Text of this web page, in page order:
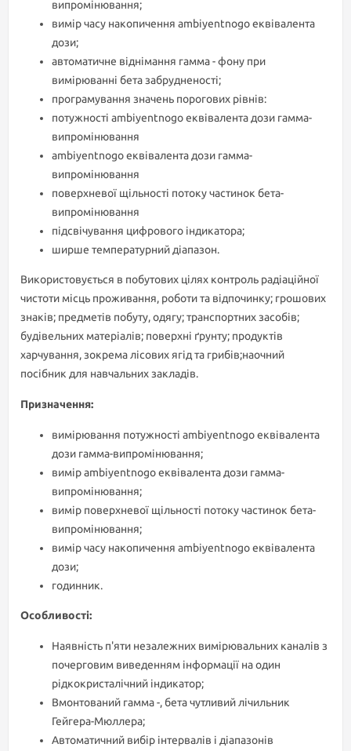
випромінювання;
вимір часу накопичення ambiyentnogo еквівалента
дози;
автоматичне віднімання гамма - фону при
вимірюванні бета забрудненості;
програмування значень порогових рівнів:
потужності ambiyentnogo еквівалента дози гамма-
випромінювання
ambiyentnogo еквівалента дози гамма-
випромінювання
поверхневої щільності потоку частинок бета-
випромінювання
підсвічування цифрового індикатора;
ширше температурний діапазон.
Використовується в побутових цілях контроль радіаційної
чистоти місць проживання, роботи та відпочинку; грошових
знаків; предметів побуту, одягу; транспортних засобів;
будівельних матеріалів; поверхні ґрунту; продуктів
харчування, зокрема лісових ягід та грибів;наочний
посібник для навчальних закладів.
Призначення:
вимірювання потужності ambiyentnogo еквівалента
дози гамма-випромінювання;
вимір ambiyentnogo еквівалента дози гамма-
випромінювання;
вимір поверхневої щільності потоку частинок бета-
випромінювання;
вимір часу накопичення ambiyentnogo еквівалента
дози;
годинник.
Особливості:
Наявність п'яти незалежних вимірювальних каналів з
почерговим виведенням інформації на один
рідкокристалічний індикатор;
Вмонтований гамма -, бета чутливий лічильник
Гейгера-Мюллера;
Автоматичний вибір інтервалів і діапазонів